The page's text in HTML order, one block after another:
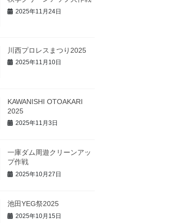
2025年11月24日
川西プロレスまつり2025
2025年11月10日
KAWANISHI OTOAKARI
2025
2025年11月3日
一庫ダム周遊クリーンアッ
プ作戦
2025年10月27日
池田YEG祭2025
2025年10月15日